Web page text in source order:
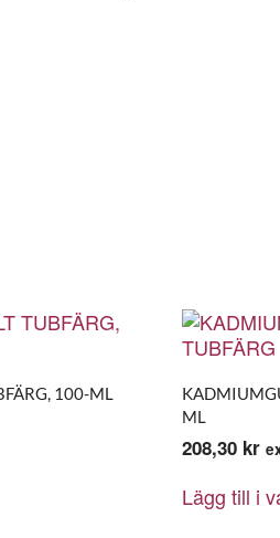
100-ML
ML
208,30 kr
Lägg till i